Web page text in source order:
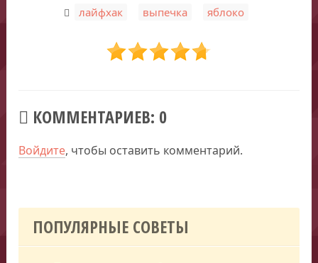
лайфхак выпечка яблоко
КОММЕНТАРИЕВ: 0
Войдите, чтобы оставить комментарий.
ПОПУЛЯРНЫЕ СОВЕТЫ